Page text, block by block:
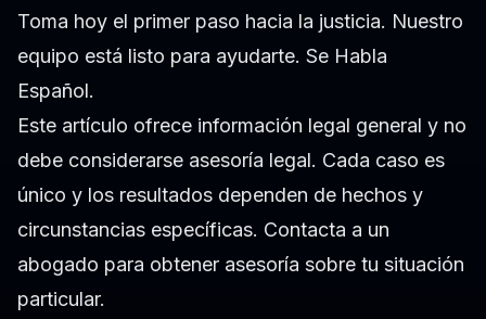
Toma hoy el primer paso hacia la justicia. Nuestro
equipo está listo para ayudarte. Se Habla
Español.
Este artículo ofrece información legal general y no
debe considerarse asesoría legal. Cada caso es
único y los resultados dependen de hechos y
circunstancias específicas. Contacta a un
abogado para obtener asesoría sobre tu situación
particular.